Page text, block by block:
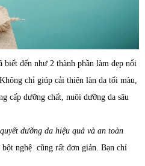
đến như 2 thành phần làm đẹp nổi
chỉ giúp cải thiện làn da tối màu,
cấp dưỡng chất, nuôi dưỡng da sâu
dưỡng da hiệu quả và an toàn
bột nghệ cũng rất đơn giản. Bạn chỉ